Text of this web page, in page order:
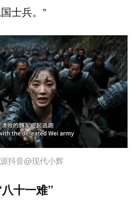
士兵。”
抖音@现代小辉
十一难”